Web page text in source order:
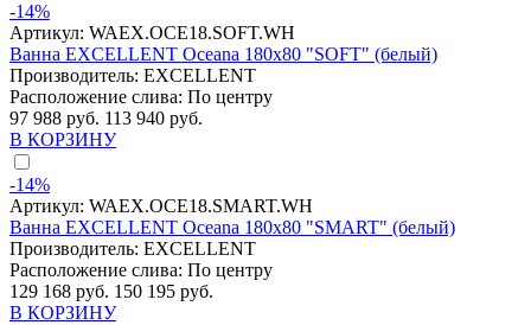
-14%
Артикул: WAEX.OCE18.SOFT.WH
Ванна EXCELLENT Oceana 180x80 "SOFT" (белый)
Производитель: EXCELLENT
Расположение слива: По центру
97 988 руб. 113 940 руб.
В КОРЗИНУ
-14%
Артикул: WAEX.OCE18.SMART.WH
Ванна EXCELLENT Oceana 180x80 "SMART" (белый)
Производитель: EXCELLENT
Расположение слива: По центру
129 168 руб. 150 195 руб.
В КОРЗИНУ